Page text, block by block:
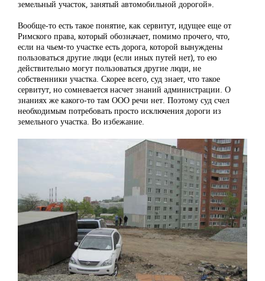
земельный участок, занятый автомобильной дорогой».
Вообще-то есть такое понятие, как сервитут, идущее еще от
Римского права, который обозначает, помимо прочего, что,
если на чьем-то участке есть дорога, которой вынуждены
пользоваться другие люди (если иных путей нет), то ею
действительно могут пользоваться другие люди, не
собственники участка. Скорее всего, суд знает, что такое
сервитут, но сомневается насчет знаний администрации. О
знаниях же какого-то там ООО речи нет. Поэтому суд счел
необходимым потребовать просто исключения дороги из
земельного участка. Во избежание.